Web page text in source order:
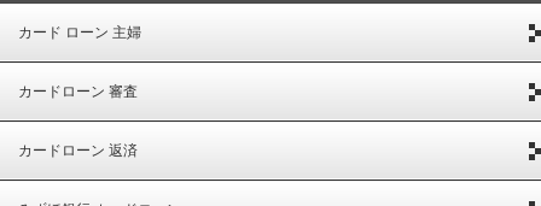
カード ローン 主婦
カードローン 審査
カードローン 返済